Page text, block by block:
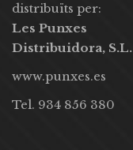
distribuïts per:
Les Punxes
Distribuidora, S.L.
www.punxes.es
Tel. 934 856 380